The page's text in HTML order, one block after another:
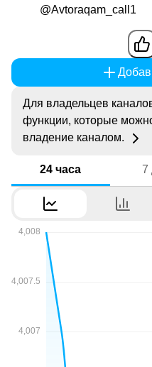
@Avtoraqam_call1
Для владельцев
функции, которые
владение каналом.
24 часа 7